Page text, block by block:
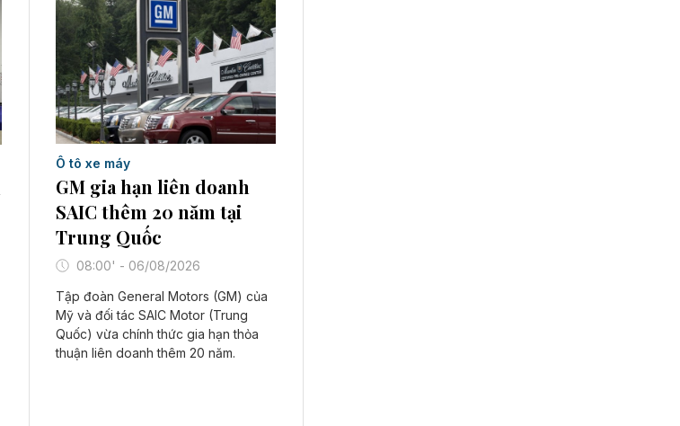
Ô tô xe máy
GM gia hạn liên doanh
SAIC thêm 20 năm tại
Trung Quốc
08:00' - 06/08/2026
Tập đoàn General Motors (GM) của
Mỹ và đối tác SAIC Motor (Trung
Quốc) vừa chính thức gia hạn thỏa
thuận liên doanh thêm 20 năm.